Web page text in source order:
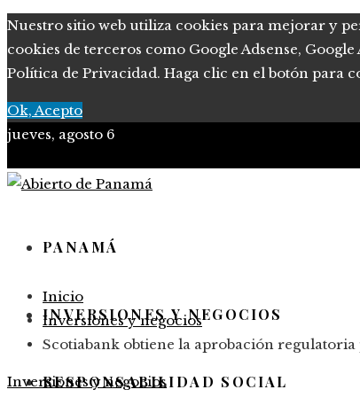
Nuestro sitio web utiliza cookies para mejorar y
cookies de terceros como Google Adsense,
Política de Privacidad. Haga clic en el botón para
Ok, Acepto
jueves, agosto 6
PANAMÁ
INVERSIONES Y NEGOCIOS
RESPONSABILIDAD SOCIAL
Inicio
Inversiones y negocios
Scotiabank obtiene la aprobación
Inversiones y negocios